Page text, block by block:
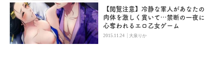
【閲覧注意】冷静な軍人があなたの
肉体を激しく貫いて…禁断の一夜に
心奪われるエロ乙女ゲーム
2015.11.24 |大泉りか